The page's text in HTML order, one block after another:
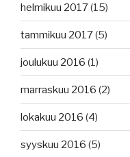
helmikuu 2017(15)
tammikuu 2017(5)
joulukuu 2016 (1)
marraskuu 2016 (2)
lokakuu 2016 (4)
syyskuu 2016 (5)